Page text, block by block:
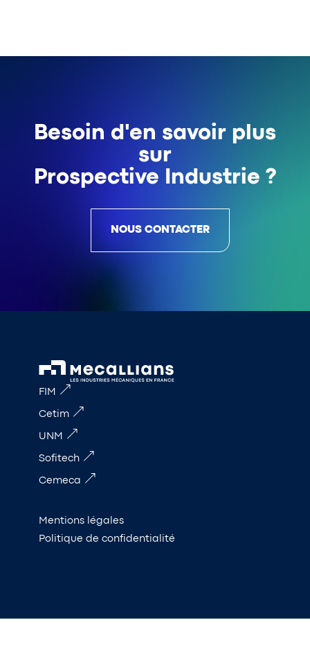
Besoin d'en savoir plus
sur
Prospective Industrie ?
NOUS CONTACTER
FIM
Cetim
UNM
Sofitech
Cemeca
Mentions légales
Politique de confidentialité